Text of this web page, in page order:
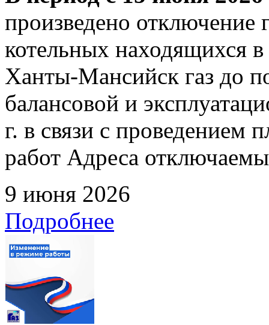
произведено отключение
котельных находящихся
Ханты-Мансийск газ до
балансовой и
г. в связи с проведением
работ Адреса
9 июня 2026
Подробнее